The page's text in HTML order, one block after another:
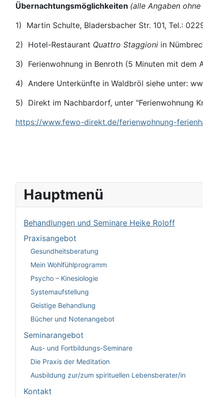
Hauptmenü
Behandlungen und Seminare Heike Roloff
Praxisangebot
Gesundheitsberatung
Mein Wohlfühlprogramm
Psycho – Kinesiologie
Systemaufstellung
Geistige Behandlung
Bücher und Notenangebot
Seminarangebot
Aus- und Fortbildungs-Seminare
Die Praxis der Meditation
Ausbildung zur/zum spirituellen Lebensberater/in
Kontakt
Übernachtungsmöglichkeiten (alle Angaben ohne
1) Martin Schulte, Bladersbacher Str. 101, Tel.:
2) Hotel-Restaurant Quattro Staggioni in
3) Ferienwohnung in Benroth (5 Minuten mit dem
4) Andere Unterkünfte in Waldbröl siehe unter:
5) Direkt im Nachbardorf, unter "Ferienwohnung
https://www.fewo-direkt.de/ferienwohnung-